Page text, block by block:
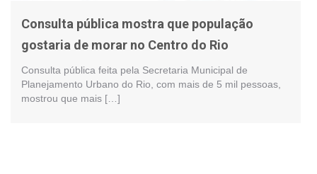
Consulta pública mostra que população
gostaria de morar no Centro do Rio
Consulta pública feita pela Secretaria Municipal de
Planejamento Urbano do Rio, com mais de 5 mil pessoas,
mostrou que mais […]